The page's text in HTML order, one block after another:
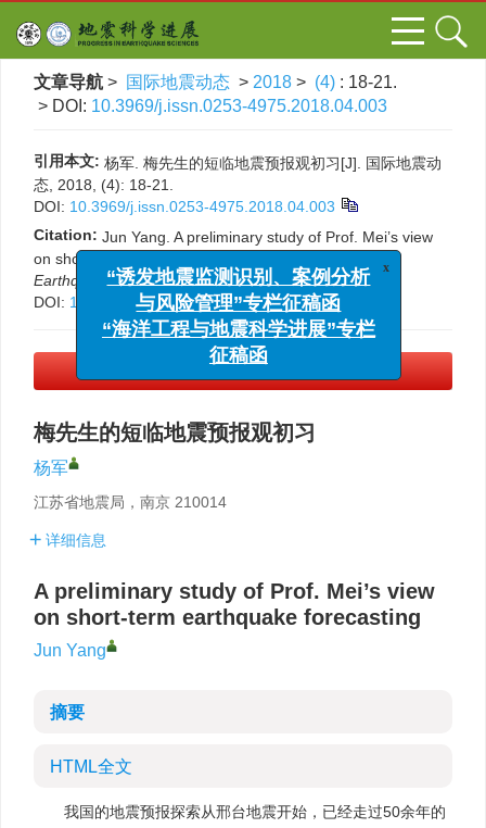
文章导航 > 国际地震动态 > 2018 > (4) : 18-21.
> DOI: 10.3969/j.issn.0253-4975.2018.04.003
引用本文: 杨军. 梅先生的短临地震预报观初习[J]. 国际地震动
态, 2018, (4): 18-21.
DOI: 10.3969/j.issn.0253-4975.2018.04.003
Citation: Jun Yang. A preliminary study of Prof. Mei’s view
on short-term earthquake forecasting[J].
Earthquake Sciences, 2018, (4): 18-21.
DOI: 10.3969/j.issn.0253-4975.2018.04.003
梅先生的短临地震预报观初习
杨军
江苏省地震局，南京 210014
详细信息
A preliminary study of Prof. Mei’s view
on short-term earthquake forecasting
Jun Yang
摘要
HTML全文
我国的地震预报探索从邢台地震开始，已经走过50余年的
x
“诱发地震监测识别、案例分析
与风险管理”专栏征稿函
“海洋工程与地震科学进展”专栏
征稿函